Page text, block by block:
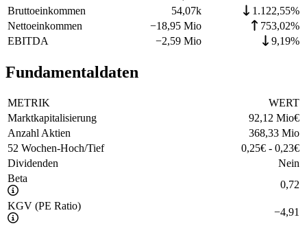
Bruttoeinkommen
54,07k
1.122,55%
Nettoeinkommen
−18,95 Mio
753,02%
EBITDA
−2,59 Mio 9,19%
Fundamentaldaten
METRIK
WERT
Marktkapitalisierung
92,12 Mio€
Anzahl Aktien
368,33 Mio
52 Wochen-Hoch/Tief
0,25€ - 0,23€
Dividenden
Nein
Beta
0,72
KGV (PE Ratio)
−4,91